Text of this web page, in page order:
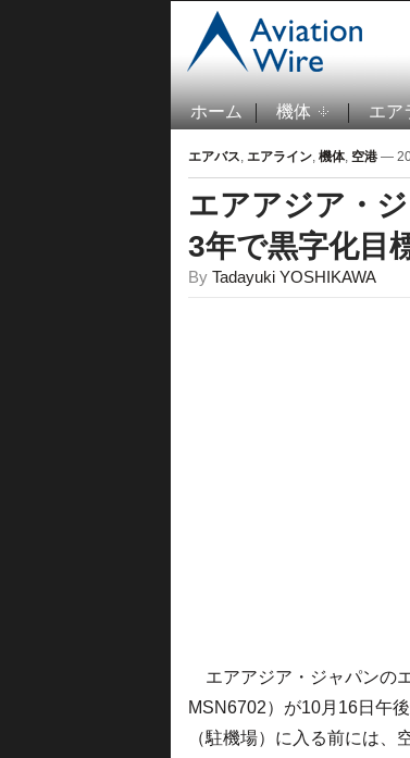
ホーム 機体 エア
エアバス, エアライン, 機体, 空港 —
エアアジア・
3年で黒字化目
By Tadayuki YOSHIKAWA
エアアジア・ジャパンの
MSN6702）が10月16日午
（駐機場）に入る前には